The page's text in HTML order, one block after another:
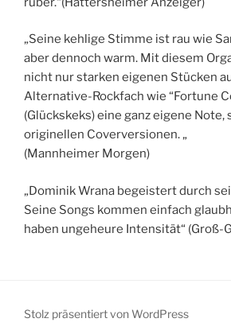
„Seine kehlige Stimme ist rau wie
aber dennoch warm. Mit diesem
nicht nur starken eigenen Stücken
Alternative-Rockfach wie “Fortune
(Glückskeks) eine ganz eigene Note,
originellen Coverversionen. „
(Mannheimer Morgen)
„Dominik Wrana begeistert durch
Seine Songs kommen einfach
haben ungeheure Intensität“ (Groß-
Stolz präsentiert von WordPress